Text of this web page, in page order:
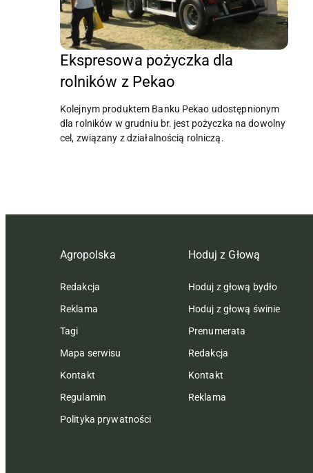
Ekspresowa pożyczka dla
rolników z Pekao
Kolejnym produktem Banku Pekao udostępnionym
dla rolników w grudniu br. jest pożyczka na dowolny
cel, związany z działalnością rolniczą.
Agropolska
Redakcja
Reklama
Tagi
Mapa serwisu
Kontakt
Regulamin
Polityka prywatności
Hoduj z Głową
Hoduj z głową bydło
Hoduj z głową świnie
Prenumerata
Redakcja
Kontakt
Reklama